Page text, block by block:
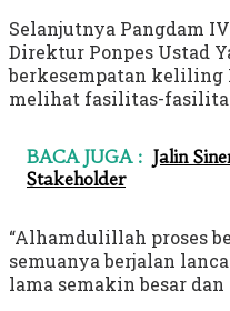
Selanjutnya Pangdam
Direktur Ponpes Ustad
berkesempatan keliling
melihat fasilitas-
BACA JUGA : Jalin
Stakeholder
“Alhamdulillah proses
semuanya berjalan
lama semakin besar